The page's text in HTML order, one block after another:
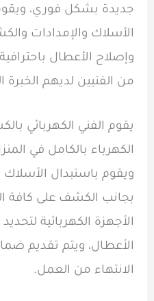
جديدة بشكل فوري،
الأسلاك والإمدادات
وإصلاح الأعطال
من الفنيين لديهم الخبرة
يقوم الفني الكهربائي
الكهرباء بالكامل في
ويقوم باستبدال الأسلاك
بجانب الكشف على كافة
الأجهزة الكهربائية
الأعطال، ويتم تقديم
الانتهاء من العمل.